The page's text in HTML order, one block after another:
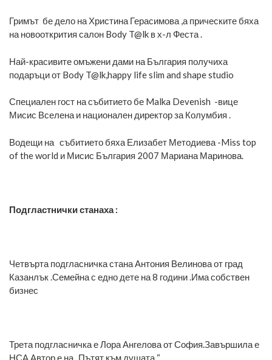
Гримът бе дело на Христина Герасимова ,а прическите бяха
на новооткрития салон Body T@lk в х-л Феста .
Най-красивите омъжени дами на България получиха
подаръци от Body T@lk,happy life slim and shape studio
Специален гост на събитието бе Malka Devenish -вице
Мисис Вселена и национален директор за Колумбия .
Водещи на събитието бяха Елизабет Методиева -Miss top
of the world и Мисис България 2007 Мариана Маринова.
Подгластнички станаха :
Четвърта подгласничка стана Антония Велинова от град
Казанлък .Семейна с едно дете на 8 години .Има собствен
бизнес
Трета подгласничка е Лора Ангелова от София.Завършила е
НСА.Автор е на „Пътят към душата “